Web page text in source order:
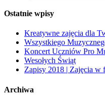
Ostatnie wpisy
Kreatywne zajęcia dla
Wszystkiego
Koncert Uczniów Pro
Wesołych Świąt
Zapisy 2018 | Zajęcia w
Archiwa